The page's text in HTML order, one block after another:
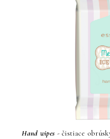
Hand wipes - čistiace